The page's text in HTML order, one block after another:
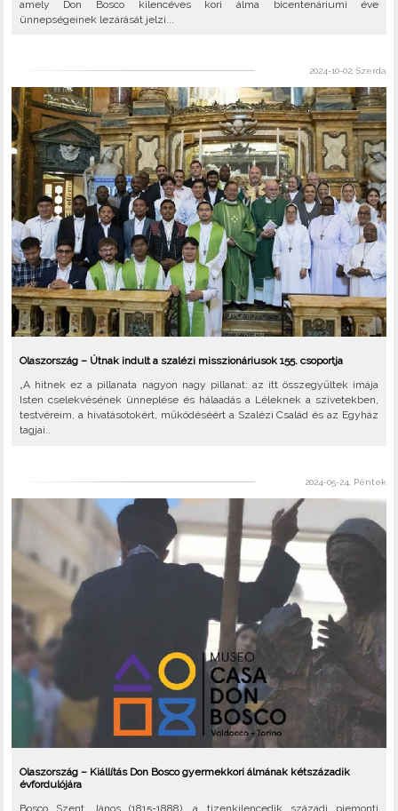
amely Don Bosco kilencéves kori álma bicentenáriumi éve
ünnepségeinek lezárását jelzi...
2024-10-02, Szerda
Olaszország – Útnak indult a szalézi misszionáriusok 155. csoportja
„A hitnek ez a pillanata nagyon nagy pillanat: az itt összegyűltek imája
Isten cselekvésének ünneplése és hálaadás a Léleknek a szívetekben,
testvéreim, a hivatásotokért, működéséért a Szalézi Család és az Egyház
tagjai..
2024-05-24, Péntek
Olaszország – Kiállítás Don Bosco gyermekkori álmának kétszázadik
évfordulójára
Bosco Szent János (1815-1888), a tizenkilencedik századi piemonti